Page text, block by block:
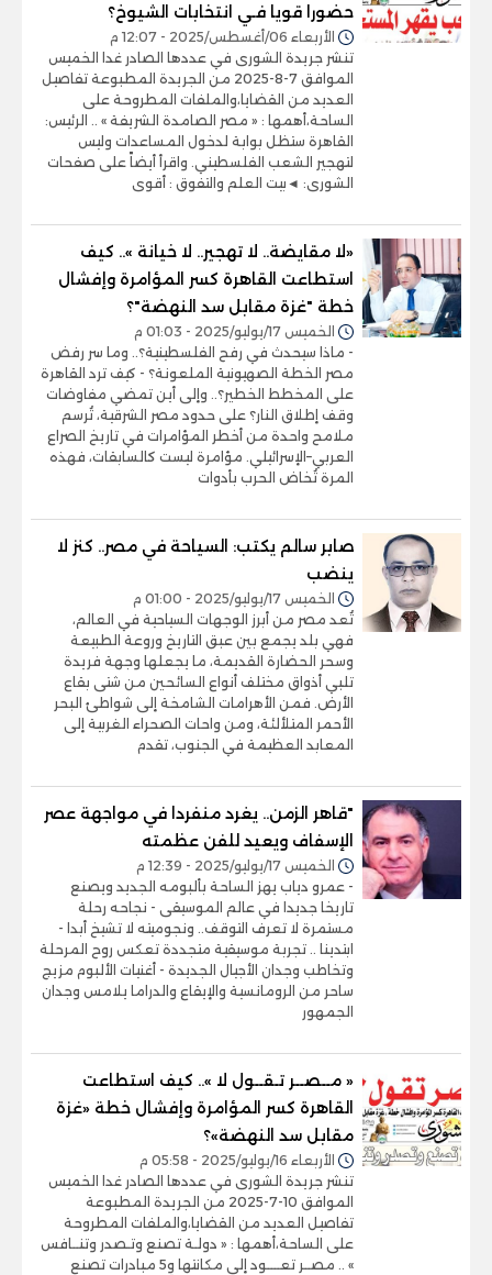
حضورا قويا فـي انتخابات الشيوخ؟
الأربعاء 06/أغسطس/2025 - 12:07 م
تنشر جريدة الشورى في عددها الصادر غدا الخميس
الموافق 7-8-2025 من الجريدة المطبوعة تفاصيل
العديد من القضايا،والملفات المطروحة على
الساحة،أهمها : « مصر الصامدة الشريفة » .. الرئيس:
القاهرة ستظل بوابة لدخول المساعدات وليس
لتهجير الشعب الفلسطيني. واقرأ أيضاً على صفحات
الشورى: ◄بيت العلم والتفوق : أقوى
«لا مقايضة.. لا تهجير.. لا خيانة ».. كيف
استطاعت القاهرة كسر المؤامرة وإفشال
خطة "غزة مقابل سد النهضة"؟
الخميس 17/يوليو/2025 - 01:03 م
- ماذا سيحدث في رفح الفلسطينية؟.. وما سر رفض
مصر الخطة الصهيونية الملعونة؟ - كيف ترد القاهرة
على المخطط الخطير؟.. وإلى أين تمضي مفاوضات
وقف إطلاق النار؟ على حدود مصر الشرقية، تُرسم
ملامح واحدة من أخطر المؤامرات في تاريخ الصراع
العربي–الإسرائيلي. مؤامرة ليست كالسابقات، فهذه
المرة تُخاض الحرب بأدوات
صابر سالم يكتب: السياحة في مصر.. كنز لا
ينضب
الخميس 17/يوليو/2025 - 01:00 م
تُعد مصر من أبرز الوجهات السياحية في العالم،
فهي بلد يجمع بين عبق التاريخ وروعة الطبيعة
وسحر الحضارة القديمة، ما يجعلها وجهة فريدة
تلبي أذواق مختلف أنواع السائحين من شتى بقاع
الأرض. فمن الأهرامات الشامخة إلى شواطئ البحر
الأحمر المتلألئة، ومن واحات الصحراء الغربية إلى
المعابد العظيمة في الجنوب، تقدم
"قاهر الزمن.. يغرد منفردا في مواجهة عصر
الإسفاف ويعيد للفن عظمته
الخميس 17/يوليو/2025 - 12:39 م
- عمرو دياب يهز الساحة بألبومه الجديد ويصنع
تاريخا جديدا في عالم الموسيقى - نجاحه رحلة
مستمرة لا تعرف التوقف.. ونجوميته لا تشيخ أبدا -
ابتدينا .. تجربة موسيقية متجددة تعكس روح المرحلة
وتخاطب وجدان الأجيال الجديدة - أغنيات الألبوم مزيج
ساحر من الرومانسية والإيقاع والدراما يلامس وجدان
الجمهور
« مــصــر تـقــول لا ».. كيف استطاعت
القاهرة كسر المؤامرة وإفشال خطة «غزة
مقابل سد النهضة»؟
الأربعاء 16/يوليو/2025 - 05:58 م
تنشر جريدة الشورى في عددها الصادر غدا الخميس
الموافق 10-7-2025 من الجريدة المطبوعة
تفاصيل العديد من القضايا،والملفات المطروحة
على الساحة،أهمها : « دولـة تصنع وتـصدر وتنــافس
» .. مصــر تعــــود إلى مكانتها و5 مبادرات تصنع